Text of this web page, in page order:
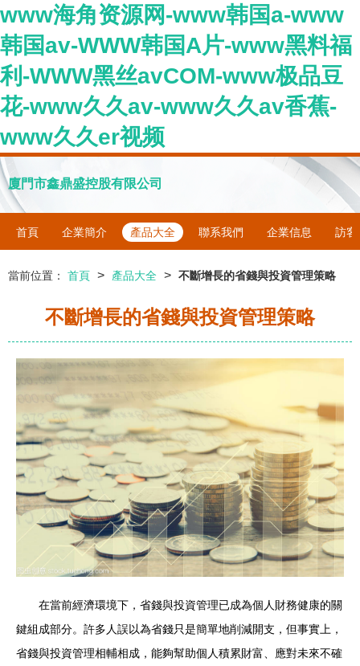
www海角资源网-www韩国a-www
韩国av-WWW韩国A片-www黑料福
利-WWW黑丝avCOM-www极品豆
花-www久久av-www久久av香蕉-
www久久er视频
廈門市鑫鼎盛控股有限公司
首頁 企業簡介 產品大全 聯系我們 企業信息 訪客
當前位置： 首頁 > 產品大全 > 不斷增長的省錢與投資管理策略
不斷增長的省錢與投資管理策略
在當前經濟環境下，省錢與投資管理已成為個人財務健康的關
鍵組成部分。許多人誤以為省錢只是簡單地削減開支，但事實上，
省錢與投資管理相輔相成，能夠幫助個人積累財富、應對未來不確